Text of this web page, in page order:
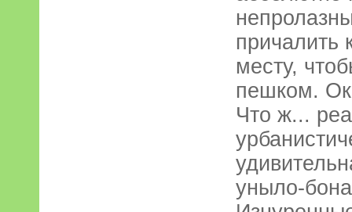
причалить
месту,
пешком.
Что ж...
уныло-